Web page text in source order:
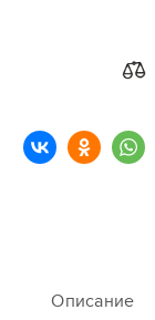
Описание